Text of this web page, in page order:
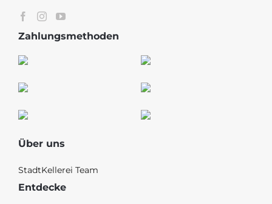
Zahlungsmethoden
Über uns
StadtKellerei Team
Entdecke